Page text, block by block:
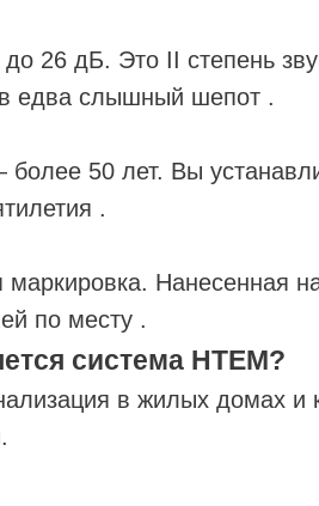
26 дБ. Это II степень
едва слышный шепот .
50 лет. Вы
.
маркировка. Нанесенная
по месту .
система HTEM?
в жилых домах